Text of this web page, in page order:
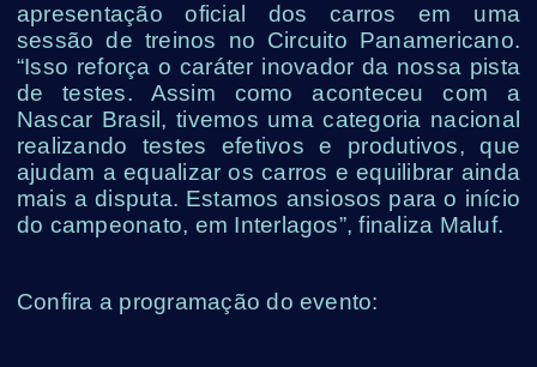
apresentação oficial dos carros em uma
sessão de treinos no Circuito Panamericano.
“Isso reforça o caráter inovador da nossa pista
de testes. Assim como aconteceu com a
Nascar Brasil, tivemos uma categoria nacional
realizando testes efetivos e produtivos, que
ajudam a equalizar os carros e equilibrar ainda
mais a disputa. Estamos ansiosos para o início
do campeonato, em Interlagos”, finaliza Maluf.
Confira a programação do evento: